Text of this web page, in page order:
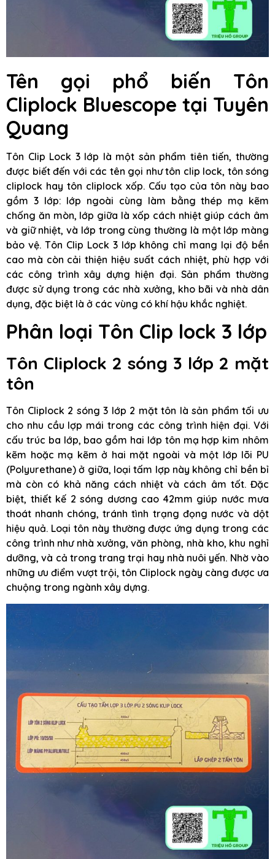
Tên gọi phổ biến Tôn
Cliplock Bluescope tại Tuyên
Quang
Tôn Clip Lock 3 lớp là một sản phẩm tiên tiến, thường
được biết đến với các tên gọi như tôn clip lock, tôn sóng
cliplock hay tôn cliplock xốp. Cấu tạo của tôn này bao
gồm 3 lớp: lớp ngoài cùng làm bằng thép mạ kẽm
chống ăn mòn, lớp giữa là xốp cách nhiệt giúp cách âm
và giữ nhiệt, và lớp trong cùng thường là một lớp màng
bảo vệ. Tôn Clip Lock 3 lớp không chỉ mang lại độ bền
cao mà còn cải thiện hiệu suất cách nhiệt, phù hợp với
các công trình xây dựng hiện đại. Sản phẩm thường
được sử dụng trong các nhà xưởng, kho bãi và nhà dân
dụng, đặc biệt là ở các vùng có khí hậu khắc nghiệt.
Phân loại Tôn Clip lock 3 lớp
Tôn Cliplock 2 sóng 3 lớp 2 mặt
tôn
Tôn Cliplock 2 sóng 3 lớp 2 mặt tôn là sản phẩm tối ưu
cho nhu cầu lợp mái trong các công trình hiện đại. Với
cấu trúc ba lớp, bao gồm hai lớp tôn mạ hợp kim nhôm
kẽm hoặc mạ kẽm ở hai mặt ngoài và một lớp lõi PU
(Polyurethane) ở giữa, loại tấm lợp này không chỉ bền bỉ
mà còn có khả năng cách nhiệt và cách âm tốt. Đặc
biệt, thiết kế 2 sóng dương cao 42mm giúp nước mưa
thoát nhanh chóng, tránh tình trạng đọng nước và dột
hiệu quả. Loại tôn này thường được ứng dụng trong các
công trình như nhà xưởng, văn phòng, nhà kho, khu nghỉ
dưỡng, và cả trong trang trại hay nhà nuôi yến. Nhờ vào
những ưu điểm vượt trội, tôn Cliplock ngày càng được ưa
chuộng trong ngành xây dựng.